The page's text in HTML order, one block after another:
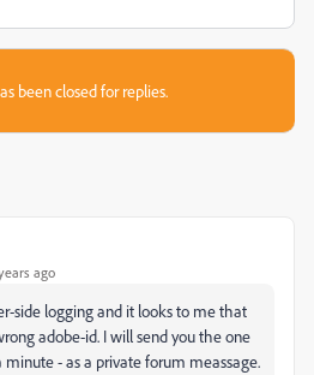
been closed for replies.
ago
side logging and it looks to me that
adobe-id. I will send you the one
- as a private forum meassage.